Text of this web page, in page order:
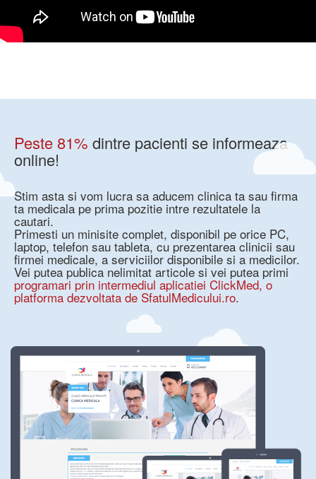
Peste 81% dintre pacienti se informeaza
online!
Stim asta si vom lucra sa aducem clinica ta sau firma
ta medicala pe prima pozitie intre rezultatele la
cautari.
Primesti un minisite complet, disponibil pe orice PC,
laptop, telefon sau tableta, cu prezentarea clinicii sau
firmei medicale, a serviciilor disponibile si a medicilor.
Vei putea publica nelimitat articole si vei putea primi
programari prin intermediul aplicatiei ClickMed, o
platforma dezvoltata de SfatulMedicului.ro.